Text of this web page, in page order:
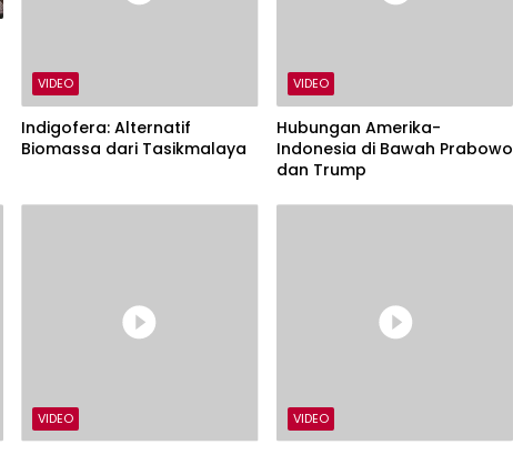
VIDEO
Indigofera: Alternatif
Biomassa dari Tasikmalaya
VIDEO
Hubungan Amerika-
Indonesia di Bawah Prabowo
dan Trump
VIDEO VIDEO